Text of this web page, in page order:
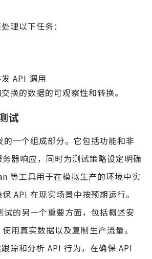
理以下任务：
API 调用
换的数据的可观察性和转换。
试
的一个组成部分。它包括功能和非
器响应，同时为测试策略设定明确
等工具用于在模拟生产的环境中实
API 在现实场景中按预期运行。
的另一个重要方面，包括概述安
用真实数据以及复制生产流量。
踪和分析 API 行为，在确保 API